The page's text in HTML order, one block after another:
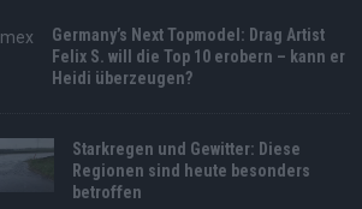
Germany’s Next Topmodel: Drag Artist
Felix S. will die Top 10 erobern – kann er
Heidi überzeugen?
Starkregen und Gewitter: Diese
Regionen sind heute besonders
betroffen